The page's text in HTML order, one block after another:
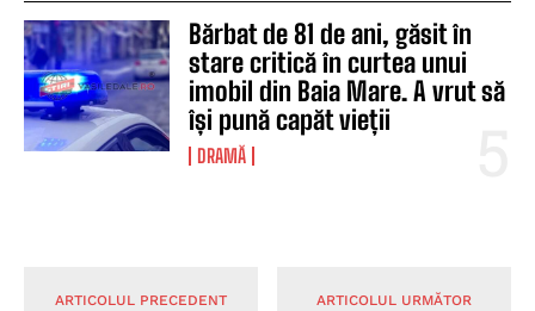
Bărbat de 81 de ani, găsit în
stare critică în curtea unui
imobil din Baia Mare. A vrut să
își pună capăt vieții
DRAMĂ
ARTICOLUL PRECEDENT ARTICOLUL URMĂTOR